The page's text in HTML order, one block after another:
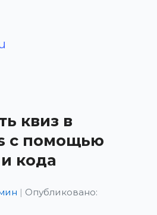
квиз в
с помощью
кода
| Опубликовано: